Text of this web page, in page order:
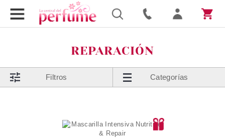
REPARACIÓN
Filtros Categorías